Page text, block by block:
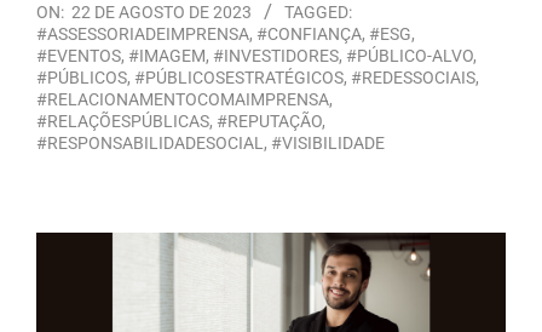
ON: 22 DE AGOSTO DE 2023
TAGGED:
#ASSESSORIADEIMPRENSA, #CONFIANÇA, #ESG,
#EVENTOS, #IMAGEM, #INVESTIDORES, #PÚBLICO-ALVO,
#PÚBLICOS, #PÚBLICOSESTRATÉGICOS, #REDESSOCIAIS,
#RELACIONAMENTOCOMAIMPRENSA,
#RELAÇÕESPÚBLICAS, #REPUTAÇÃO,
#RESPONSABILIDADESOCIAL , #VISIBILIDADE